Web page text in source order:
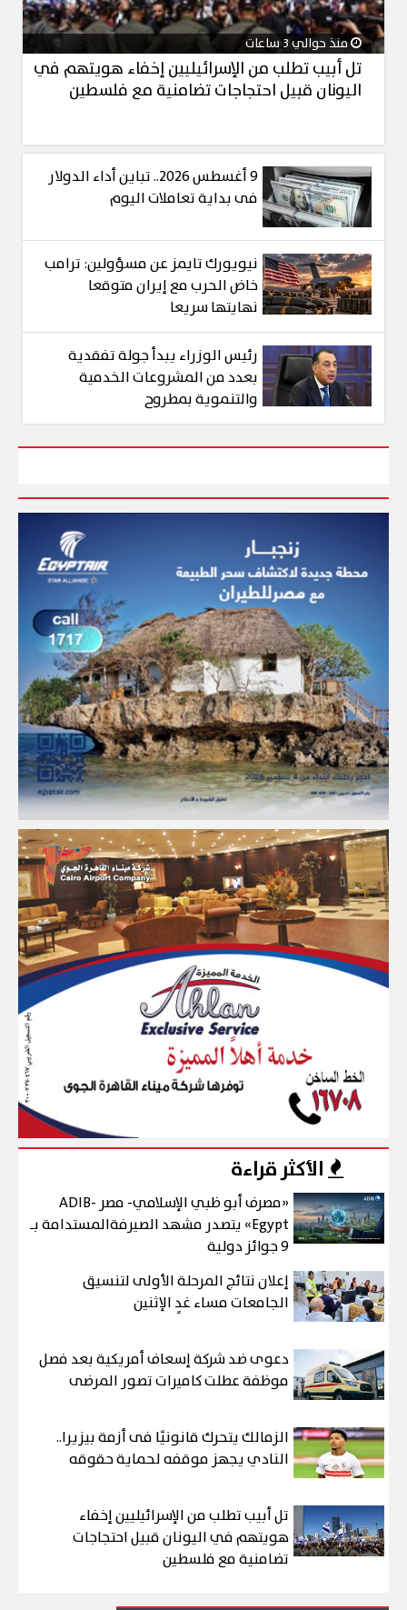
منذ حوالي 3 ساعات
تل أبيب تطلب من الإسرائيليين إخفاء هويتهم في
اليونان قبيل احتجاجات تضامنية مع فلسطين
9 أغسطس 2026.. تباين أداء الدولار
فى بداية تعاملات اليوم
نيويورك تايمز عن مسؤولين: ترامب
خاض الحرب مع إيران متوقعا
نهايتها سريعا
رئيس الوزراء يبدأ جولة تفقدية
بعدد من المشروعات الخدمية
والتنموية بمطروح
الأكثر قراءة
«مصرف أبو ظبي الإسلامي- مصر ADIB-
Egypt» يتصدر مشهد الصيرفةالمستدامة بـ
9 جوائز دولية
إعلان نتائج المرحلة الأولى لتنسيق
الجامعات مساء غدٍ الإثنين
دعوى ضد شركة إسعاف أمريكية بعد فصل
موظفة عطلت كاميرات تصور المرضى
الزمالك يتحرك قانونيًا فى أزمة بيزيرا..
النادي يجهز موقفه لحماية حقوقه
تل أبيب تطلب من الإسرائيليين إخفاء
هويتهم في اليونان قبيل احتجاجات
تضامنية مع فلسطين